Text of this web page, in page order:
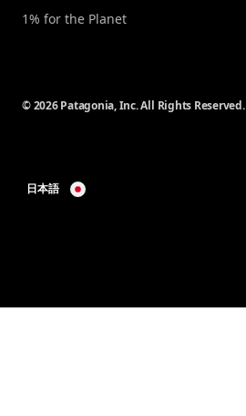
1% for the Planet
© 2026 Patagonia, Inc. All Rights Reserved.
日本語